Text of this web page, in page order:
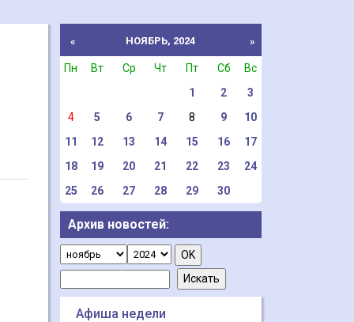
« НОЯБРЬ, 2024 »
Пн Вт Ср Чт Пт Сб
Вс
1
2
3
4
5 6 7 8 9
10
11
12 13 14 15 16
17
18
19 20 21 22 23
24
25
26 27 28 29 30
Архив новостей:
Афиша недели